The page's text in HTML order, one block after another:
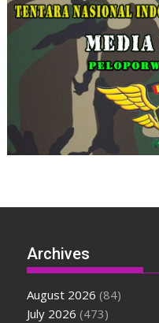
Archives
August 2026 (84)
July 2026 (473)